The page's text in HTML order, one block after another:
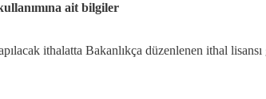
ait bilgiler
ithalatta Bakanlıkça düzenlenen ithal